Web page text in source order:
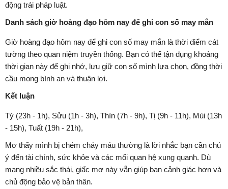
động trái pháp luật.
Danh sách giờ hoàng đạo hôm nay để ghi con số may mắn
Giờ hoàng đạo hôm nay để ghi con số may mắn là thời điểm cát
tường theo quan niệm truyền thống. Bạn có thể tận dụng khoảng
thời gian này để ghi nhớ, lưu giữ con số mình lựa chọn, đồng thời
cầu mong bình an và thuận lợi.
Kết luận
Tý (23h - 1h), Sửu (1h - 3h), Thìn (7h - 9h), Tị (9h - 11h), Mùi (13h
- 15h), Tuất (19h - 21h),
Mơ thấy mình bị chém chảy máu thường là lời nhắc bạn cần chú
ý đến tài chính, sức khỏe và các mối quan hệ xung quanh. Dù
mang nhiều sắc thái, giấc mơ này vẫn giúp bạn cảnh giác hơn và
chủ động bảo vệ bản thân.